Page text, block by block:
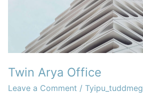
Twin Arya Office
Leave a Comment / Tyipu_tuddmeg